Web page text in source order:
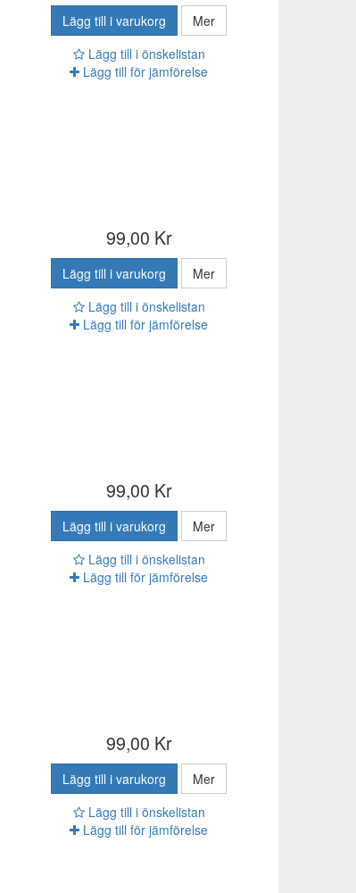
Lägg till i varukorg
Mer
Lägg till i önskelistan
Lägg till för jämförelse
99,00 Kr
Lägg till i varukorg
Mer
Lägg till i önskelistan
Lägg till för jämförelse
99,00 Kr
Lägg till i varukorg
Mer
Lägg till i önskelistan
Lägg till för jämförelse
99,00 Kr
Lägg till i varukorg
Mer
Lägg till i önskelistan
Lägg till för jämförelse